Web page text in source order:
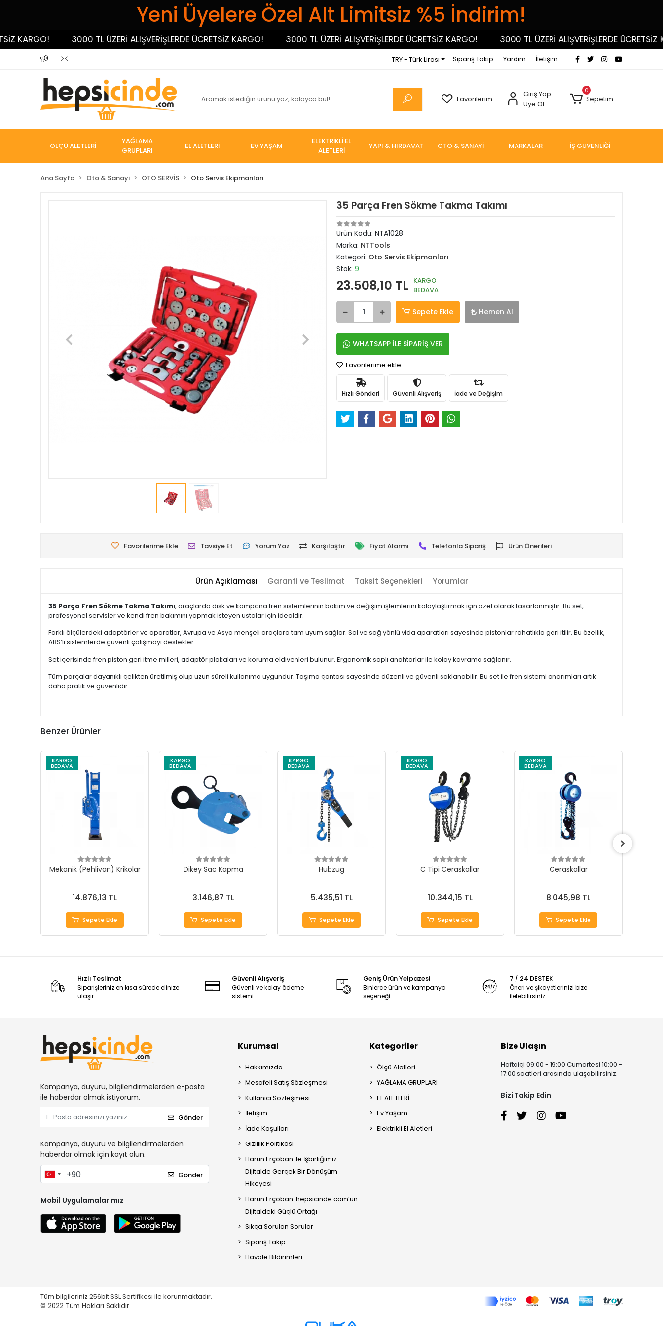
Yeni Üyelere Özel Alt Limitsiz %5 İndirim!
3000 TL ÜZERİ ALIŞVERİŞLERDE ÜCRETSİZ KARGO! 3000 TL ÜZERİ ALIŞVERİŞLERDE ÜCRETSİZ KARGO! 3000 TL ÜZERİ ALIŞVERİŞLERDE ÜCRETSİZ
TRY - Türk Lirası Sipariş Takip Yardım İletişim
Favorilerim
Giriş Yap
Üye Ol
0
Sepetim
ÖLÇÜ ALETLERİ
YAĞLAMA
GRUPLARI
EL ALETLERİ EV YAŞAM
ELEKTRİKLİ EL
ALETLERİ
YAPI & HIRDAVAT OTO & SANAYİ MARKALAR İŞ GÜVENLİĞİ
Ana Sayfa Oto & Sanayi OTO SERVİS Oto Servis Ekipmanları
35 Parça Fren Sökme Takma Takımı
Ürün Kodu: NTA1028
Marka: NTTools
Kategori: Oto Servis Ekipmanları
Stok: 9
23.508,10 TL KARGO
BEDAVA
Sepete Ekle Hemen Al
WHATSAPP İLE SİPARİŞ VER
Favorilerime ekle
Hızlı Gönderi Güvenli Alışveriş İade ve Değişim
Favorilerime Ekle Tavsiye Et Yorum Yaz Karşılaştır Fiyat Alarmı Telefonla Sipariş Ürün Önerileri
Ürün Açıklaması Garanti ve Teslimat Taksit Seçenekleri Yorumlar
35 Parça Fren Sökme Takma Takımı, araçlarda disk ve kampana fren sistemlerinin bakım ve değişim işlemlerini kolaylaştırmak için özel olarak tasarlanmıştır. Bu set,
profesyonel servisler ve kendi fren bakımını yapmak isteyen ustalar için idealdir.
Farklı ölçülerdeki adaptörler ve aparatlar, Avrupa ve Asya menşeli araçlara tam uyum sağlar. Sol ve sağ yönlü vida aparatları sayesinde pistonlar rahatlıkla geri itilir. Bu özellik,
ABS’li sistemlerde güvenli çalışmayı destekler.
Set içerisinde fren piston geri itme milleri, adaptör plakaları ve koruma eldivenleri bulunur. Ergonomik saplı anahtarlar ile kolay kavrama sağlanır.
Tüm parçalar dayanıklı çelikten üretilmiş olup uzun süreli kullanıma uygundur. Taşıma çantası sayesinde düzenli ve güvenli saklanabilir. Bu set ile fren sistemi onarımları artık
daha pratik ve güvenlidir.
Benzer Ürünler
KARGO
BEDAVA
Mekanik (Pehlivan) Krikolar
14.876,13 TL
Sepete Ekle
KARGO
BEDAVA
Dikey Sac Kapma
3.146,87 TL
Sepete Ekle
KARGO
BEDAVA
Hubzug
5.435,51 TL
Sepete Ekle
KARGO
BEDAVA
C Tipi Ceraskallar
10.344,15 TL
Sepete Ekle
KARGO
BEDAVA
Ceraskallar
8.045,98 TL
Sepete Ekle
Hızlı Teslimat
Siparişleriniz en kısa sürede elinize
ulaşır.
Güvenli Alışveriş
Güvenli ve kolay ödeme
sistemi
Geniş Ürün Yelpazesi
Binlerce ürün ve kampanya
seçeneği
7 / 24 DESTEK
Öneri ve şikayetlerinizi bize
iletebilirsiniz.
Kampanya, duyuru, bilgilendirmelerden e-posta
ile haberdar olmak istiyorum.
Gönder
Kampanya, duyuru ve bilgilendirmelerden
haberdar olmak için kayıt olun.
Gönder
Mobil Uygulamalarımız
Kurumsal
Hakkımızda
Mesafeli Satış Sözleşmesi
Kullanıcı Sözleşmesi
İletişim
İade Koşulları
Gizlilik Politikası
Harun Erçoban ile İşbirliğimiz:
Dijitalde Gerçek Bir Dönüşüm
Hikayesi
Harun Erçoban: hepsicinde.com’un
Dijitaldeki Güçlü Ortağı
Sıkça Sorulan Sorular
Sipariş Takip
Havale Bildirimleri
Kategoriler
Ölçü Aletleri
YAĞLAMA GRUPLARI
EL ALETLERİ
Ev Yaşam
Elektrikli El Aletleri
Bize Ulaşın
Haftaiçi 09:00 - 19:00 Cumartesi 10:00 -
17:00 saatleri arasında ulaşabilirsiniz.
Bizi Takip Edin
Tüm bilgileriniz 256bit SSL Sertifikası ile korunmaktadır.
© 2022 Tüm Hakları Saklıdır